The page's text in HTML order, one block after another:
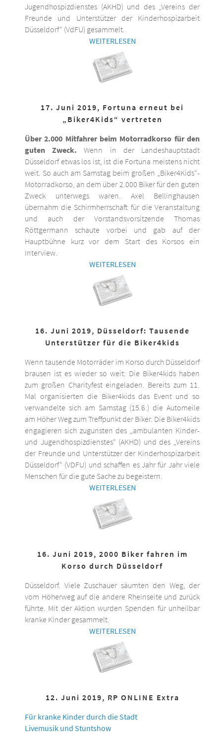
Jugendhospizdienstes (AKHD) und des „Vereins der
Freunde und Unterstützer der Kinderhospizarbeit
Düsseldorf“ (VdFU) gesammelt.
WEITERLESEN
17. Juni 2019, Fortuna erneut bei
„Biker4Kids“ vertreten
Über 2.000 Mitfahrer beim Motorradkorso für den
guten Zweck. Wenn in der Landeshauptstadt
Düsseldorf etwas los ist, ist die Fortuna meistens nicht
weit. So auch am Samstag beim großen „Biker4Kids“-
Motorradkorso, an dem über 2.000 Biker für den guten
Zweck unterwegs waren. Axel Bellinghausen
übernahm die Schirmherrschaft für die Veranstaltung
und auch der Vorstandsvorsitzende Thomas
Röttgermann schaute vorbei und gab auf der
Hauptbühne kurz vor dem Start des Korsos ein
Interview.
WEITERLESEN
16. Juni 2019, Düsseldorf: Tausende
Unterstützer für die Biker4kids
Wenn tausende Motorräder im Korso durch Düsseldorf
brausen ist es wieder so weit: Die Biker4kids haben
zum großen Charityfest eingeladen. Bereits zum 11.
Mal organisierten die Biker4kids das Event und so
verwandelte sich am Samstag (15.6.) die Automeile
am Höher Weg zum Treffpunkt der Biker. Die Biker4kids
engagieren sich zugunsten des „ambulanten Kinder-
und Jugendhospizdienstes“ (AKHD) und des „Vereins
der Freunde und Unterstützer der Kinderhospizarbeit
Düsseldorf“ (VDFU) und schaffen es Jahr für Jahr viele
Menschen für die gute Sache zu begeistern.
WEITERLESEN
16. Juni 2019, 2000 Biker fahren im
Korso durch Düsseldorf
Düsseldorf. Viele Zuschauer säumten den Weg, der
vom Höherweg auf die andere Rheinseite und zurück
führte. Mit der Aktion wurden Spenden für unheilbar
kranke Kinder gesammelt.
WEITERLESEN
12. Juni 2019, RP ONLINE Extra
Für kranke Kinder durch die Stadt
Livemusik und Stuntshow